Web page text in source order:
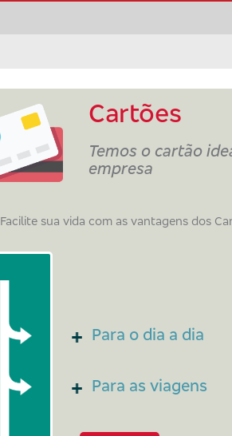
Cartões
Temos o cartão
empresa
Facilite sua vida com as vantagens dos
Para o dia a dia
Para as viagens